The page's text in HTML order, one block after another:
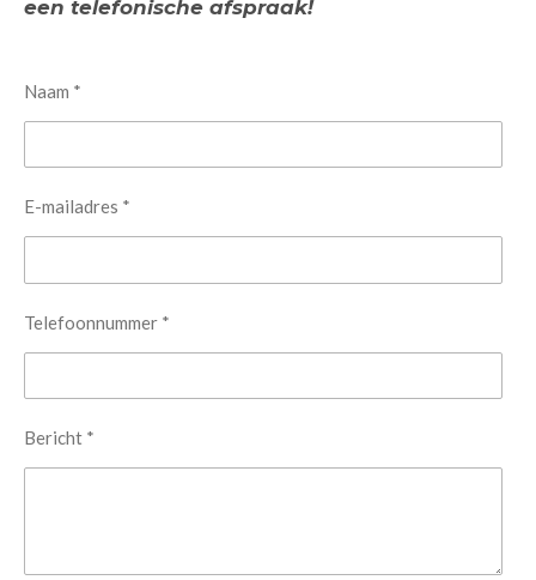
een telefonische afspraak!
Naam *
E-mailadres *
Telefoonnummer *
Bericht *